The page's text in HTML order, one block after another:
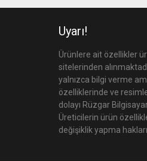
Uyarı!
Ürünlere ait özellikler
sitelerinden
yalnızca bilgi verme
özelliklerinde ve
dolayı Rüzgar
Üreticilerin ürün
değişiklik yapma hakları